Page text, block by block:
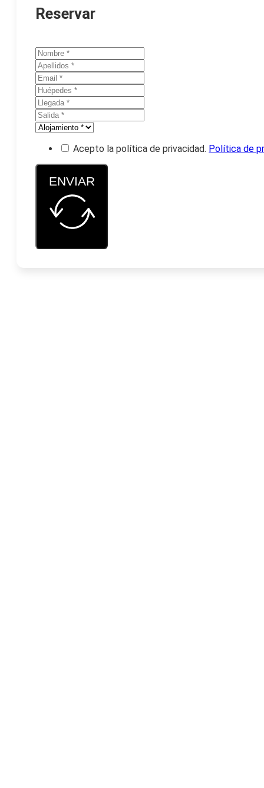
Reservar
Acepto la política de privacidad. Política de
ENVIAR